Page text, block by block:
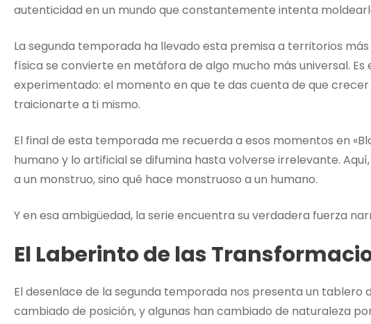
autenticidad en un mundo que constantemente intenta
La segunda temporada ha llevado esta premisa a territorios
física se convierte en metáfora de algo mucho más universal. Es
experimentado: el momento en que te das cuenta de que
traicionarte a ti mismo.
El final de esta temporada me recuerda a esos momentos en
humano y lo artificial se difumina hasta volverse irrelevante.
a un monstruo, sino qué hace monstruoso a un humano.
Y en esa ambigüedad, la serie encuentra su verdadera fuerza
El Laberinto de las
El desenlace de la segunda temporada nos presenta un tablero
cambiado de posición, y algunas han cambiado de naturaleza